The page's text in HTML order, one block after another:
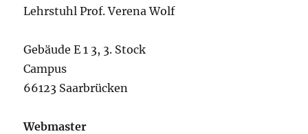
Lehrstuhl Prof. Verena Wolf
Gebäude E 1 3, 3. Stock
Campus
66123 Saarbrücken
Webmaster